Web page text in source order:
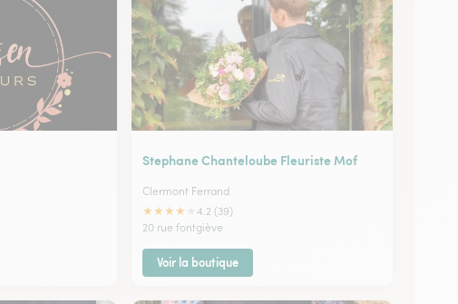
Stephane Chanteloube Fleuriste Mof
Clermont Ferrand
★★★★
4.2 (39)
20 rue fontgiève
Voir la boutique